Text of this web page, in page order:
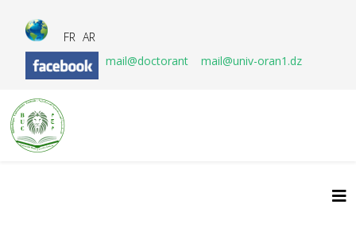
FR AR
mail@doctorant
mail@univ-oran1.dz